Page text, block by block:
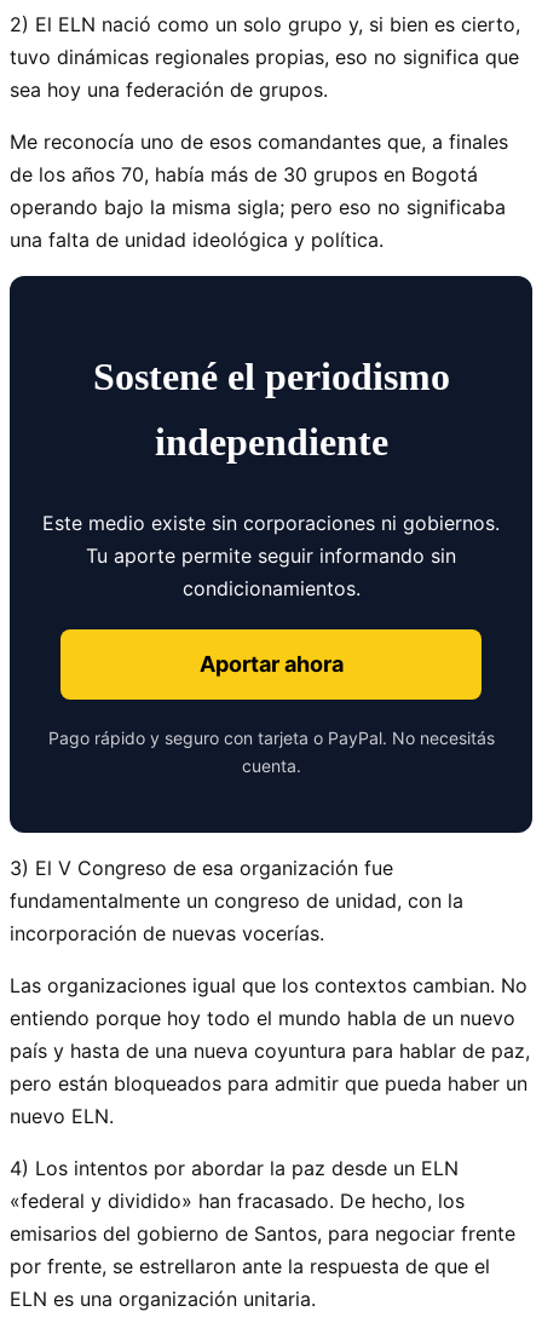
2) El ELN nació como un solo grupo y, si bien es cierto,
tuvo dinámicas regionales propias, eso no significa que
sea hoy una federación de grupos.
Me reconocía uno de esos comandantes que, a finales
de los años 70, había más de 30 grupos en Bogotá
operando bajo la misma sigla; pero eso no significaba
una falta de unidad ideológica y política.
Sostené el periodismo
independiente
Este medio existe sin corporaciones ni gobiernos.
Tu aporte permite seguir informando sin
condicionamientos.
Aportar ahora
Pago rápido y seguro con tarjeta o PayPal. No necesitás
cuenta.
3) El V Congreso de esa organización fue
fundamentalmente un congreso de unidad, con la
incorporación de nuevas vocerías.
Las organizaciones igual que los contextos cambian. No
entiendo porque hoy todo el mundo habla de un nuevo
país y hasta de una nueva coyuntura para hablar de paz,
pero están bloqueados para admitir que pueda haber un
nuevo ELN.
4) Los intentos por abordar la paz desde un ELN
«federal y dividido» han fracasado. De hecho, los
emisarios del gobierno de Santos, para negociar frente
por frente, se estrellaron ante la respuesta de que el
ELN es una organización unitaria.